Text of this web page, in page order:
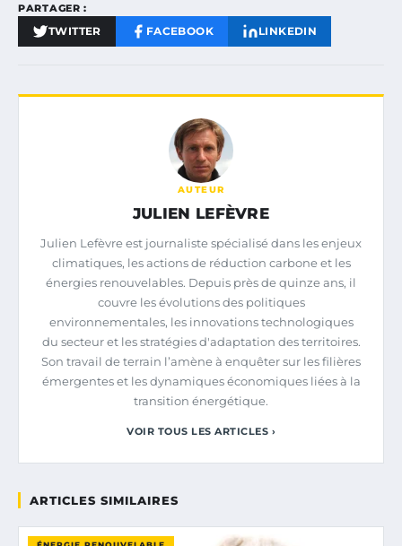
PARTAGER :
TWITTER FACEBOOK LINKEDIN
AUTEUR
JULIEN LEFÈVRE
Julien Lefèvre est journaliste spécialisé dans les enjeux
climatiques, les actions de réduction carbone et les
énergies renouvelables. Depuis près de quinze ans, il
couvre les évolutions des politiques
environnementales, les innovations technologiques
du secteur et les stratégies d'adaptation des territoires.
Son travail de terrain l’amène à enquêter sur les filières
émergentes et les dynamiques économiques liées à la
transition énergétique.
VOIR TOUS LES ARTICLES ›
ARTICLES SIMILAIRES